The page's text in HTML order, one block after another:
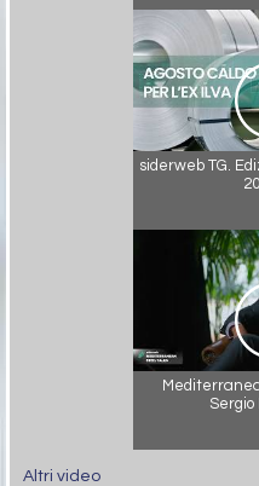
siderweb TG.
Sergio
Altri video